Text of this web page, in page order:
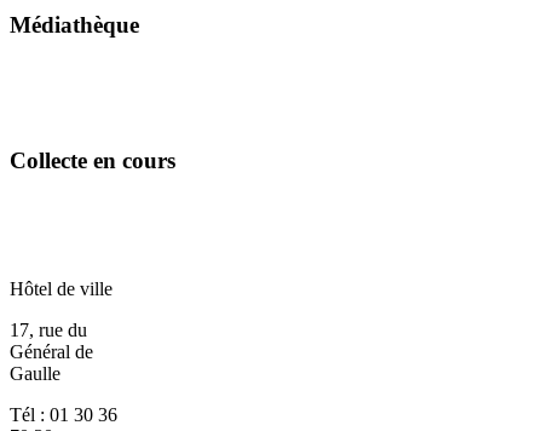
Médiathèque
Collecte en cours
Hôtel de ville
17, rue du
Général de
Gaulle
Tél : 01 30 36